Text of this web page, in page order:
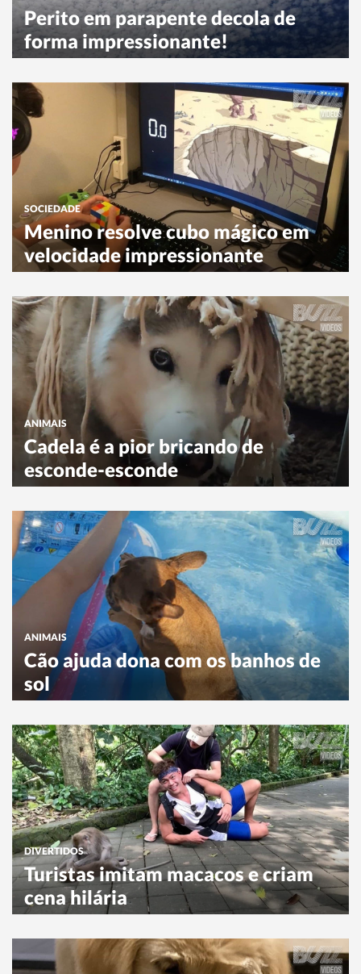
Perito em parapente decola de
forma impressionante!
SOCIEDADE
Menino resolve cubo mágico em
velocidade impressionante
ANIMAIS
Cadela é a pior bricando de
esconde-esconde
ANIMAIS
Cão ajuda dona com os banhos de
sol
DIVERTIDOS
Turistas imitam macacos e criam
cena hilária